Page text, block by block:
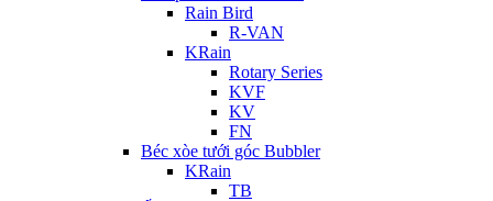
Rain Bird
R-VAN
KRain
Rotary Series
KVF
KV
FN
Béc xòe tưới góc Bubbler
KRain
TB